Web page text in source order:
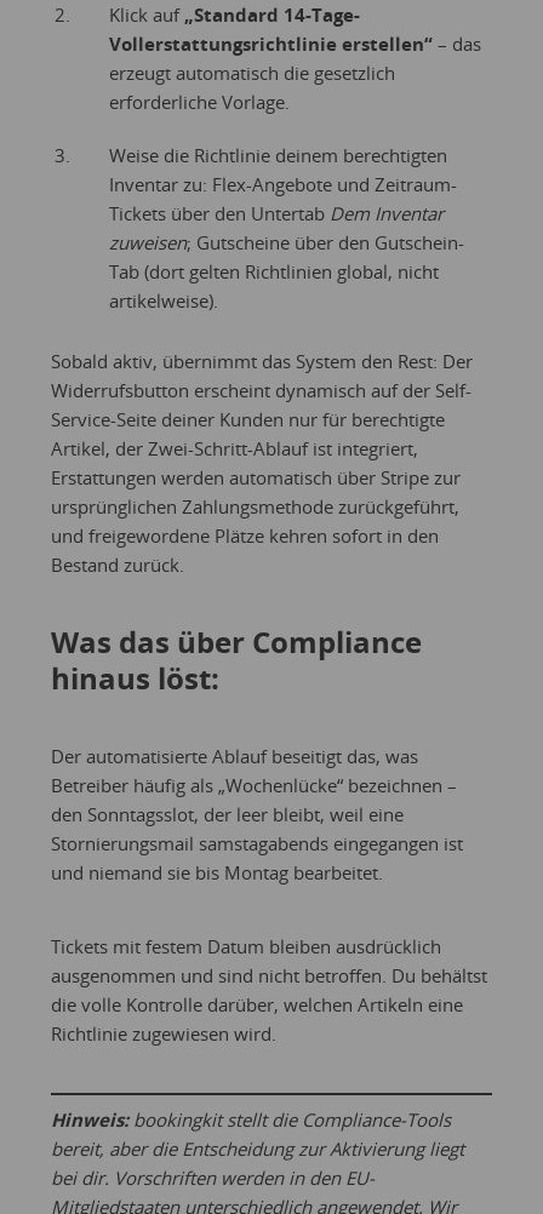
Klick auf „Standard 14-Tage-
Vollerstattungsrichtlinie erstellen“– das
erzeugt automatisch die gesetzlich
erforderliche Vorlage.
Weise die Richtlinie deinem berechtigten
Inventar zu: Flex-Angebote und Zeitraum-
Tickets über den Untertab Dem Inventar
zuweisen; Gutscheine über den Gutschein-
Tab (dort gelten Richtlinien global, nicht
artikel­weise).
Sobald aktiv, übernimmt das System den Rest: Der
Widerrufsbutton erscheint dynamisch auf der Self-
Service-Seite deiner Kunden nur für berechtigte
Artikel, der Zwei-Schritt-Ablauf ist integriert,
Erstattungen werden automatisch über Stripe zur
ursprünglichen Zahlungsmethode zurückgeführt,
und freigewordene Plätze kehren sofort in den
Bestand zurück.
Was das über Compliance
hinaus löst:
Der automatisierte Ablauf beseitigt das, was
Betreiber häufig als „Wochenlücke“ bezeichnen –
den Sonntagsslot, der leer bleibt, weil eine
Stornierungsmail samstagabends eingegangen ist
und niemand sie bis Montag bearbeitet.
Tickets mit festem Datum bleiben ausdrücklich
ausgenommen und sind nicht betroffen. Du behältst
die volle Kontrolle darüber, welchen Artikeln eine
Richtlinie zugewiesen wird.
Hinweis:bookingkit stellt die Compliance-Tools
bereit, aber die Entscheidung zur Aktivierung liegt
bei dir. Vorschriften werden in den EU-
Mitgliedstaaten unterschiedlich angewendet. Wir